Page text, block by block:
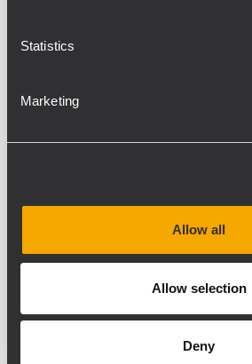
Statistics
Marketing
Allow all
Allow selection
Deny